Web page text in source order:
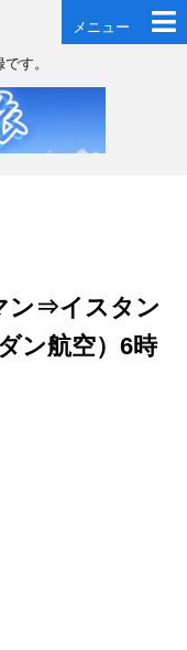
メニュー
す。
ン⇒イスタン
ン航空）6時